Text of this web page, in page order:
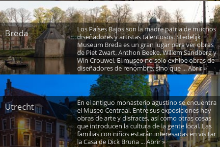
Breda
Los Países Bajos son la madre patria de muchos
diseñadores y artistas talentosos. Stedelijk
Museum Breda es un gran lugar para ver obras
de Piet Zwart, Anthon Beeke, Willem Sandberg y
Win Crouwel. El museo no solo exhibe obras de
diseñadores de renombre, sino que ... Abrir »
Utrecht
En el antiguo monasterio agustino se encuentra
el Museo Centraal. Entre sus exposiciones hay
obras de arte y disfraces, así como otras cosas
que introducen la cultura de la gente local. Las
familias con niños estarán interesadas en visitar
la Casa de Dick Bruna ... Abrir »